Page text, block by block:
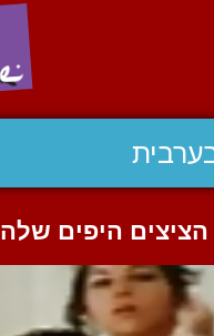
היפים שלה